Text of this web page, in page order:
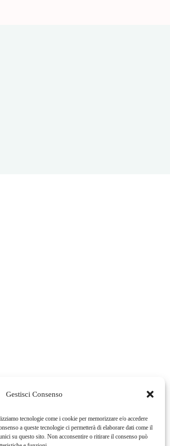
Gestisci Consenso
tecnologie come i cookie per memorizzare e/o accedere
a queste tecnologie ci permetterà di elaborare dati come il
su questo sito. Non acconsentire o ritirare il consenso può